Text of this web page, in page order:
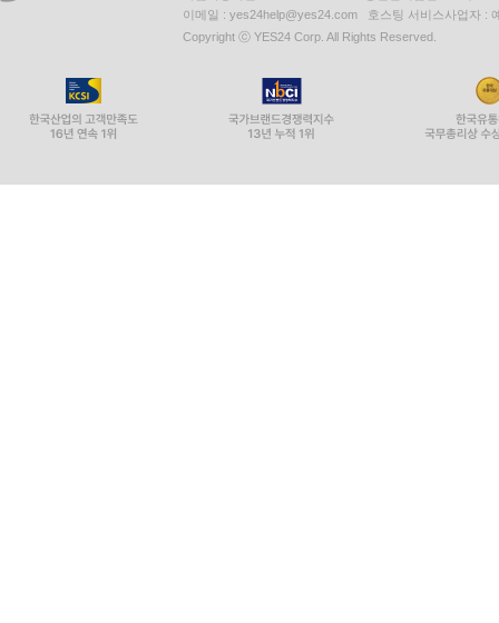
이메일 : yes24help@yes24.com 호스팅 서비스사업자 :
Copyright ⓒ YES24 Corp. All Rights Reserved.